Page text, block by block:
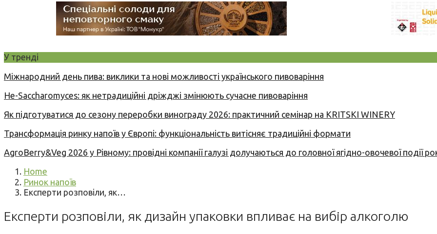
У тренді
Міжнародний день пива: виклики та нові можливості українського пивоваріння
Не-Saccharomyces: як нетрадиційні дріжджі змінюють сучасне пивоваріння
Як підготуватися до сезону переробки винограду 2026: практичний семінар на KRITSKI WINERY
Трансформація ринку напоїв у Європі: функціональність витісняє традиційні формати
AgroBerry&Veg 2026 у Рівному: провідні компанії галузі долучаються до головної ягідно-овочевої події
Home
Ринок напоїв
Експерти розповіли, як…
Експерти розповіли, як дизайн упаковки впливає на вибір алкоголю